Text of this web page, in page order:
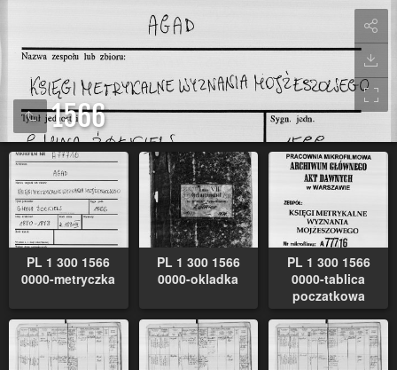
1566
PL 1 300 1566
0000-metryczka
PL 1 300 1566
0000-okladka
PL 1 300 1566
0000-tablica
poczatkowa